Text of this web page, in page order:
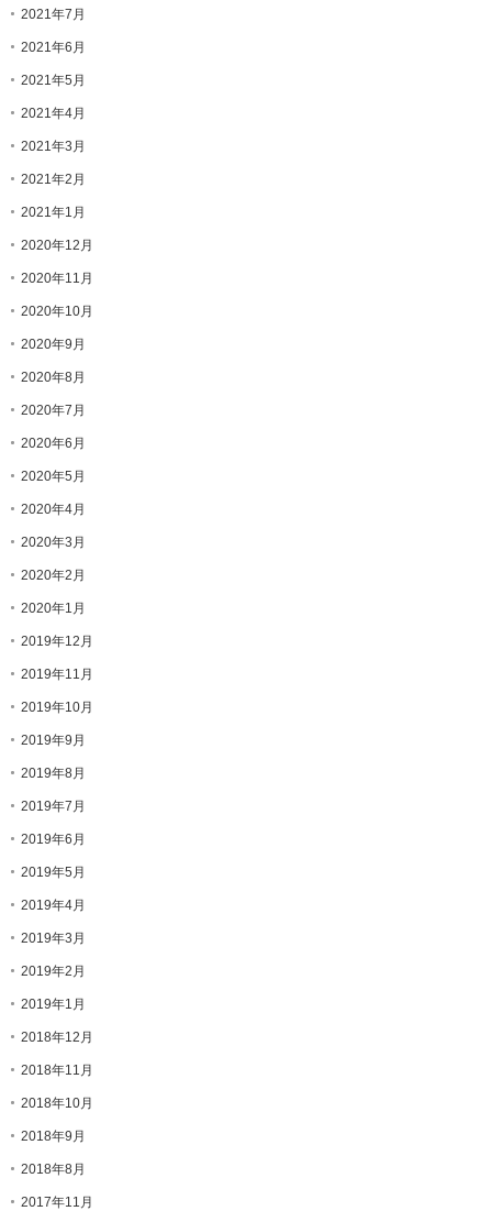
2021年7月
2021年6月
2021年5月
2021年4月
2021年3月
2021年2月
2021年1月
2020年12月
2020年11月
2020年10月
2020年9月
2020年8月
2020年7月
2020年6月
2020年5月
2020年4月
2020年3月
2020年2月
2020年1月
2019年12月
2019年11月
2019年10月
2019年9月
2019年8月
2019年7月
2019年6月
2019年5月
2019年4月
2019年3月
2019年2月
2019年1月
2018年12月
2018年11月
2018年10月
2018年9月
2018年8月
2017年11月